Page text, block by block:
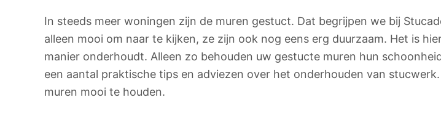
In steeds meer woningen zijn de muren gestuct. Dat begrijpen we bij
alleen mooi om naar te kijken, ze zijn ook nog eens erg duurzaam. Het is
manier onderhoudt. Alleen zo behouden uw gestucte muren hun
een aantal praktische tips en adviezen over het onderhouden van
muren mooi te houden.